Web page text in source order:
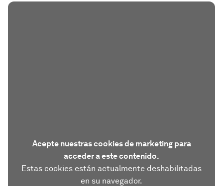
Acepte nuestras cookies de marketing para
acceder a este contenido.
Estas cookies están actualmente deshabilitadas
en su navegador.